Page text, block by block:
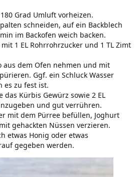
Grad Umluft vorheizen.
schneiden, auf ein Backblech
im Backofen weich backen.
1 EL Rohrrohrzucker und 1 TL Zimt
aus dem Ofen nehmen und mit
Ggf. ein Schluck Wasser
es zu fest ist.
das Kürbis Gewürz sowie 2 EL
und gut verrühren.
mit dem Pürree befüllen, Joghurt
gehackten Nüssen verzieren.
etwas Honig oder etwas
gegeben werden.